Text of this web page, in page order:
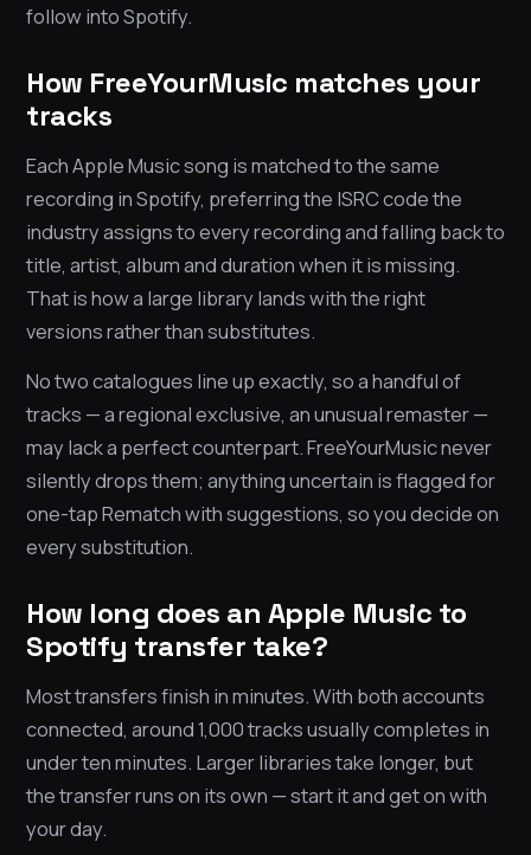
follow into Spotify.
How FreeYourMusic matches your
tracks
Each Apple Music song is matched to the same
recording in Spotify, preferring the ISRC code the
industry assigns to every recording and falling back to
title, artist, album and duration when it is missing.
That is how a large library lands with the right
versions rather than substitutes.
No two catalogues line up exactly, so a handful of
tracks — a regional exclusive, an unusual remaster —
may lack a perfect counterpart. FreeYourMusic never
silently drops them; anything uncertain is flagged for
one-tap Rematch with suggestions, so you decide on
every substitution.
How long does an Apple Music to
Spotify transfer take?
Most transfers finish in minutes. With both accounts
connected, around 1,000 tracks usually completes in
under ten minutes. Larger libraries take longer, but
the transfer runs on its own — start it and get on with
your day.